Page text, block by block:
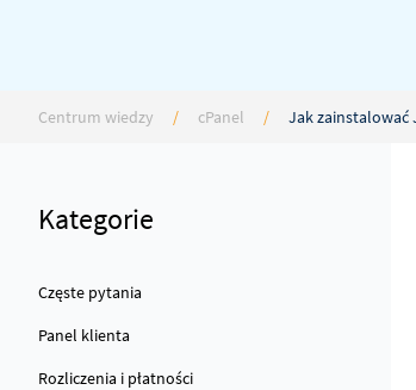
Centrum wiedzy / cPanel / Jak
Kategorie
Częste pytania
Panel klienta
Rozliczenia i płatności